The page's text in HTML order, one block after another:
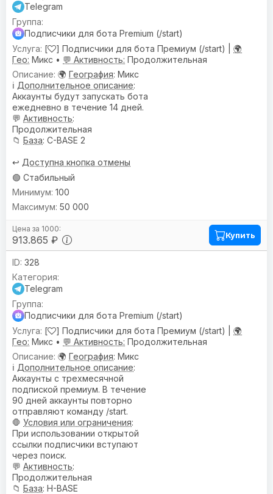
Telegram
Подписчики для бота Premium (/start)
[
] Подписчики для бота Премиум (/start) | 🌍
Гео: Микс • 💬 Активность: Продолжительная
🌍 География: Микс
ℹ️ Дополнительное описание:
Аккаунты будут запускать бота
ежедневно в течение 14 дней.
💬 Активность:
Продолжительная
📁 База: C-BASE 2
↩️ Доступна кнопка отмены
🟢 Стабильный
913.865 ₽
100
50 000
Купить
328
Telegram
Подписчики для бота Premium (/start)
[
] Подписчики для бота Премиум (/start) | 🌍
Гео: Микс • 💬 Активность: Продолжительная
🌍 География: Микс
ℹ️ Дополнительное описание:
Аккаунты с трехмесячной
подпиской премиум. В течение
90 дней аккаунты повторно
отправляют команду /start.
🛑 Условия или ограничения:
При использовании открытой
ссылки подписчики вступают
через поиск.
💬 Активность:
Продолжительная
📁 База: H-BASE